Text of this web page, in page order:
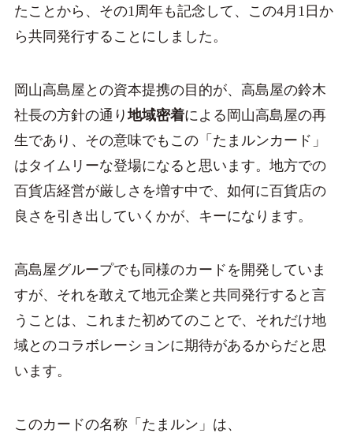
たことから、その1周年も記念して、この4月1日か
ら共同発行することにしました。
岡山高島屋との資本提携の目的が、高島屋の鈴木
社長の方針の通り地域密着による岡山高島屋の再
生であり、その意味でもこの「たまルンカード」
はタイムリーな登場になると思います。地方での
百貨店経営が厳しさを増す中で、如何に百貨店の
良さを引き出していくかが、キーになります。
高島屋グループでも同様のカードを開発していま
すが、それを敢えて地元企業と共同発行すると言
うことは、これまた初めてのことで、それだけ地
域とのコラボレーションに期待があるからだと思
います。
このカードの名称「たまルン」は、